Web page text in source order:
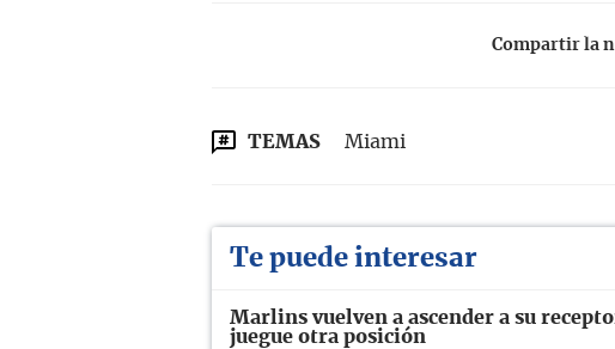
Compartir la
TEMAS Miami
Te puede interesar
Marlins vuelven a ascender a su
juegue otra posición